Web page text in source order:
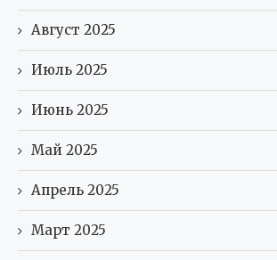
Август 2025
Июль 2025
Июнь 2025
Май 2025
Апрель 2025
Март 2025